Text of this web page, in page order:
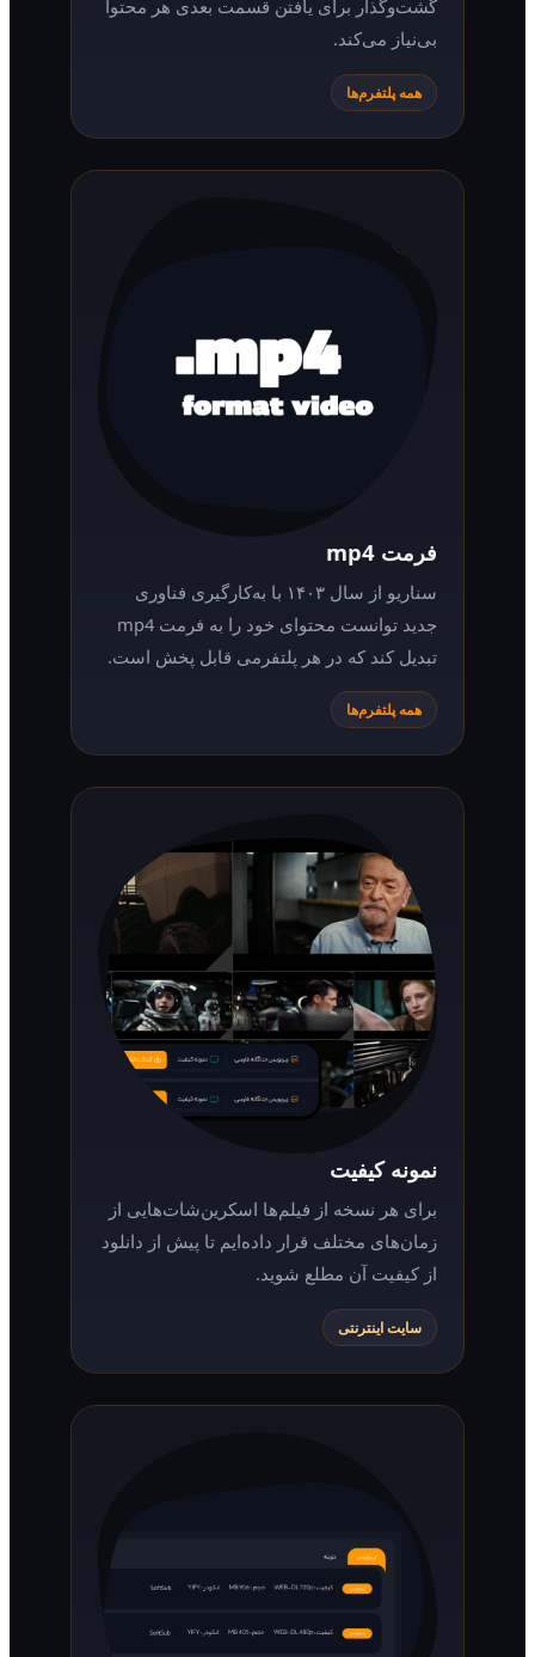
گشت‌وگذار برای یافتن قسمت بعدی هر محتوا
بی‌نیاز می‌کند.
همه پلتفرم‌ها
فرمت mp4
سناریو از سال ۱۴۰۳ با به‌کارگیری فناوری
جدید توانست محتوای خود را به فرمت mp4
تبدیل کند که در هر پلتفرمی قابل پخش است.
همه پلتفرم‌ها
نمونه کیفیت
برای هر نسخه از فیلم‌ها اسکرین‌شات‌هایی از
زمان‌های مختلف قرار داده‌ایم تا پیش از دانلود
از کیفیت آن مطلع شوید.
سایت اینترنتی